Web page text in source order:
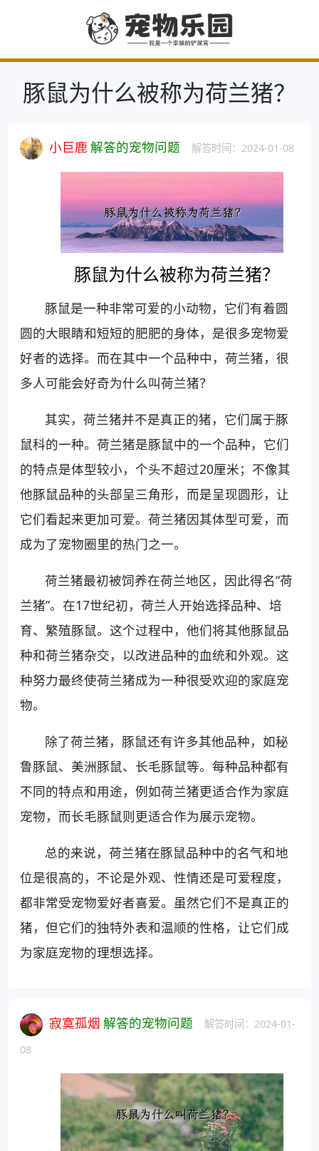
豚鼠为什么被称为荷兰猪？
小巨鹿 解答的宠物问题 解答时间：2024-01-08
豚鼠为什么被称为荷兰猪？
豚鼠是一种非常可爱的小动物，它们有着圆
圆的大眼睛和短短的肥肥的身体，是很多宠物爱
好者的选择。而在其中一个品种中，荷兰猪，很
多人可能会好奇为什么叫荷兰猪？
其实，荷兰猪并不是真正的猪，它们属于豚
鼠科的一种。荷兰猪是豚鼠中的一个品种，它们
的特点是体型较小，个头不超过20厘米；不像其
他豚鼠品种的头部呈三角形，而是呈现圆形，让
它们看起来更加可爱。荷兰猪因其体型可爱，而
成为了宠物圈里的热门之一。
荷兰猪最初被饲养在荷兰地区，因此得名“荷
兰猪”。在17世纪初，荷兰人开始选择品种、培
育、繁殖豚鼠。这个过程中，他们将其他豚鼠品
种和荷兰猪杂交，以改进品种的血统和外观。这
种努力最终使荷兰猪成为一种很受欢迎的家庭宠
物。
除了荷兰猪，豚鼠还有许多其他品种，如秘
鲁豚鼠、美洲豚鼠、长毛豚鼠等。每种品种都有
不同的特点和用途，例如荷兰猪更适合作为家庭
宠物，而长毛豚鼠则更适合作为展示宠物。
总的来说，荷兰猪在豚鼠品种中的名气和地
位是很高的，不论是外观、性情还是可爱程度，
都非常受宠物爱好者喜爱。虽然它们不是真正的
猪，但它们的独特外表和温顺的性格，让它们成
为家庭宠物的理想选择。
寂寞孤烟 解答的宠物问题
解答时间：2024-01-
08